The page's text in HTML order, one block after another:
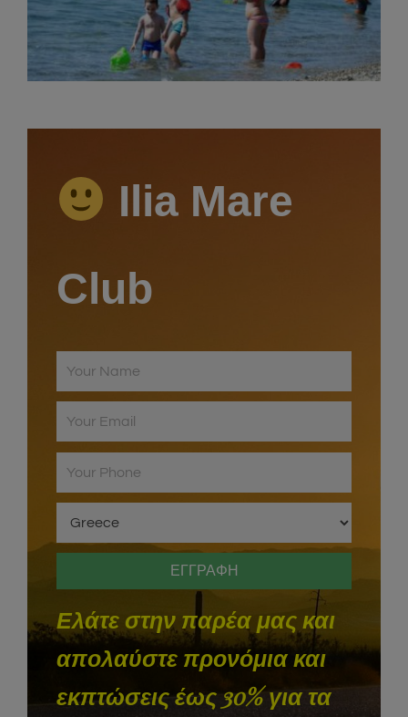
Ilia Mare
Club
Ελάτε στην παρέα μας και
απολαύστε προνόμια και
εκπτώσεις έως 30% για τα